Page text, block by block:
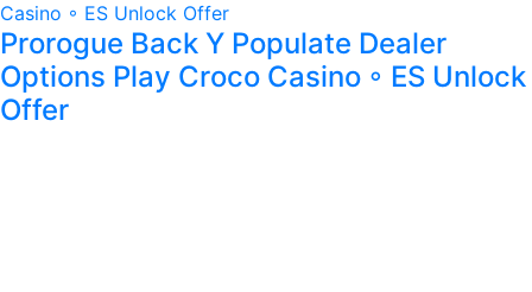
Casino ◦ ES Unlock Offer
Prorogue Back Y Populate Dealer
Options Play Croco Casino ◦ ES Unlock
Offer